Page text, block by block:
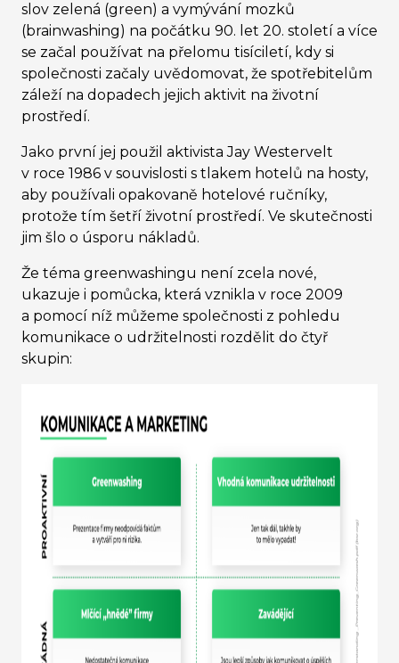
slov zelená (green) a vymývání mozků
(brainwashing) na počátku 90. let 20. století a více
se začal používat na přelomu tisíciletí, kdy si
společnosti začaly uvědomovat, že spotřebitelům
záleží na dopadech jejich aktivit na životní
prostředí.
Jako první jej použil aktivista Jay Westervelt
v roce 1986 v souvislosti s tlakem hotelů na hosty,
aby používali opakovaně hotelové ručníky,
protože tím šetří životní prostředí. Ve skutečnosti
jim šlo o úsporu nákladů.
Že téma greenwashingu není zcela nové,
ukazuje i pomůcka, která vznikla v roce 2009
a pomocí níž můžeme společnosti z pohledu
komunikace o udržitelnosti rozdělit do čtyř
skupin: